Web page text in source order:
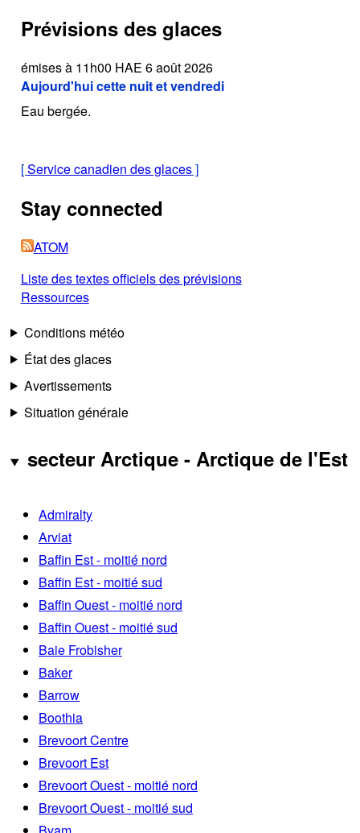
Prévisions des glaces
émises à 11h00 HAE 6 août 2026
Aujourd'hui cette nuit et vendredi
Eau bergée.
[Service canadien des glaces]
Stay connected
ATOM
Liste des textes officiels des prévisions
Ressources
Conditions météo
État des glaces
Avertissements
Situation générale
secteur Arctique - Arctique de l'Est
Admiralty
Arviat
Baffin Est - moitié nord
Baffin Est - moitié sud
Baffin Ouest - moitié nord
Baffin Ouest - moitié sud
Baie Frobisher
Baker
Barrow
Boothia
Brevoort Centre
Brevoort Est
Brevoort Ouest - moitié nord
Brevoort Ouest - moitié sud